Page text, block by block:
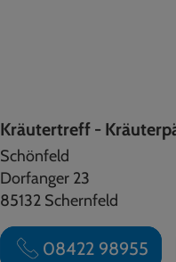
Kräutertreff -
Schönfeld
Dorfanger 23
85132 Schernfeld
08422 98955